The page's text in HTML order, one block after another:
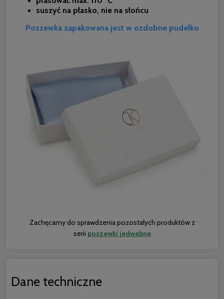
suszyć na płasko, nie na słońcu
Poszewka zapakowana jest w ozdobne pudełko
Zachęcamy do sprawdzenia pozostałych produktów z
serii poszewki jedwabne
Dane techniczne